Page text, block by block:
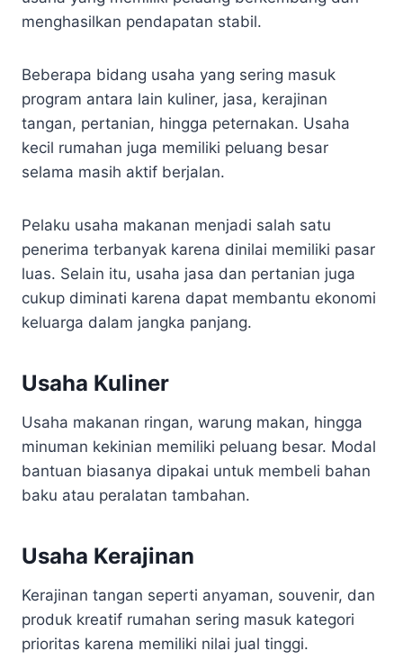
menghasilkan pendapatan stabil.
Beberapa bidang usaha yang sering masuk
program antara lain kuliner, jasa, kerajinan
tangan, pertanian, hingga peternakan. Usaha
kecil rumahan juga memiliki peluang besar
selama masih aktif berjalan.
Pelaku usaha makanan menjadi salah satu
penerima terbanyak karena dinilai memiliki pasar
luas. Selain itu, usaha jasa dan pertanian juga
cukup diminati karena dapat membantu ekonomi
keluarga dalam jangka panjang.
Usaha Kuliner
Usaha makanan ringan, warung makan, hingga
minuman kekinian memiliki peluang besar. Modal
bantuan biasanya dipakai untuk membeli bahan
baku atau peralatan tambahan.
Usaha Kerajinan
Kerajinan tangan seperti anyaman, souvenir, dan
produk kreatif rumahan sering masuk kategori
prioritas karena memiliki nilai jual tinggi.